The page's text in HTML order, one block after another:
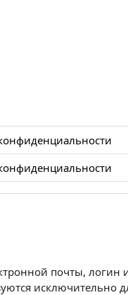
почты, логин
исключительно